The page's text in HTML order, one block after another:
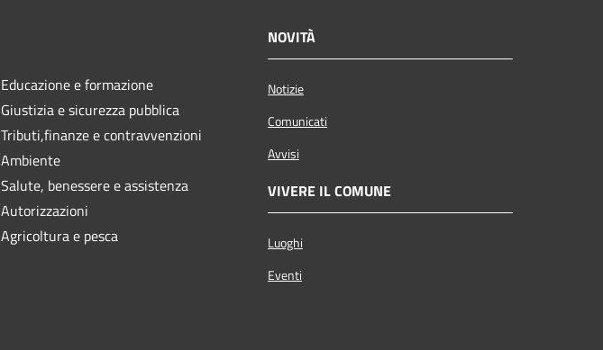
Educazione e formazione
Giustizia e sicurezza pubblica
Tributi,finanze e contravvenzioni
Ambiente
Salute, benessere e assistenza
Autorizzazioni
Agricoltura e pesca
NOVITÀ
Notizie
Comunicati
Avvisi
VIVERE IL COMUNE
Luoghi
Eventi